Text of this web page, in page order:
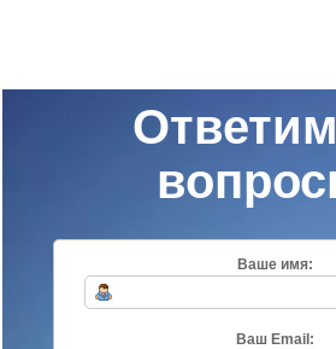
Ваше имя:
Ваш Email: